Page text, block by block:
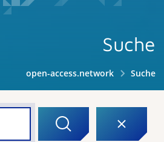
Suche
open-access.network Suche